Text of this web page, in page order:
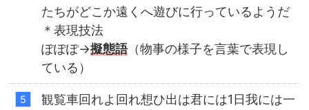
たちがどこか遠くへ遊びに行っているようだ
＊表現技法
ぽぽぽ→擬態語（物事の様子を言葉で表現し
ている）
観覧車回れよ回れ想ひ出は君には1日我には一